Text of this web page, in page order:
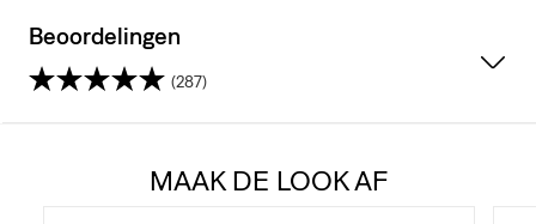
Beoordelingen
(287)
MAAK DE LOOK AF